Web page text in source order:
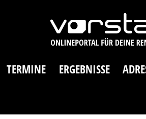
TERMINE ERGEBNISSE